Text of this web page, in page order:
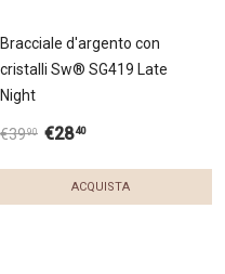
Bracciale d'argento con
cristalli Sw® SG419 Late
Night
€3990 €2840
ACQUISTA